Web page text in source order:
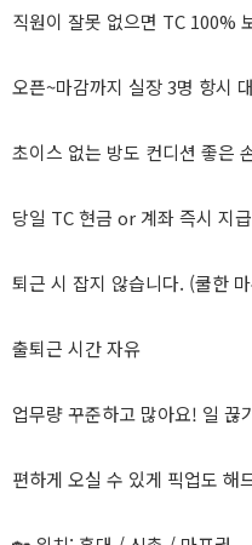
직원이 잘못 없으면 TC 100%
오픈~마감까지 실장 3명 항시
초이스 없는 방도 컨디션 좋은
당일 TC 현금 or 계좌 즉시 지급
퇴근 시 잡지 않습니다. (쿨한
출퇴근 시간 자유
업무량 꾸준하고 많아요! 일 끊
편하게 오실 수 있게 픽업도 해